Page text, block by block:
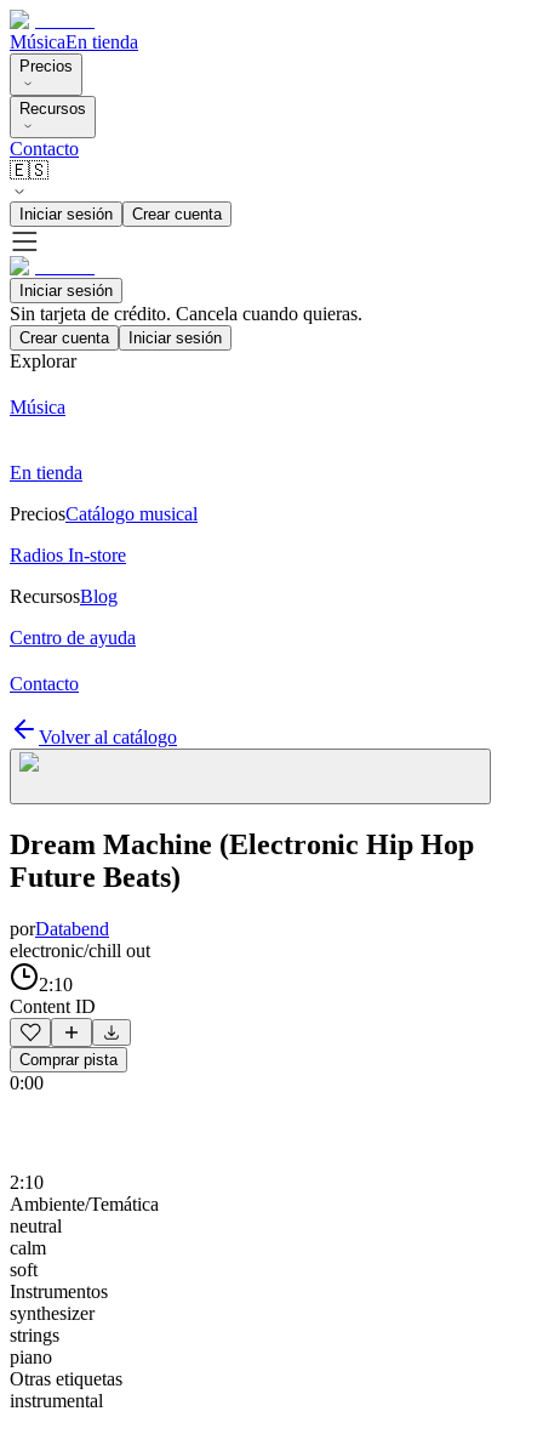
MúsicaEn tienda
Precios
Recursos
Contacto
🇪🇸
Iniciar sesión Crear cuenta
Iniciar sesión
Sin tarjeta de crédito. Cancela cuando quieras.
Crear cuenta Iniciar sesión
Explorar
Música
En tienda
PreciosCatálogo musical
Radios In-store
RecursosBlog
Centro de ayuda
Contacto
Volver al catálogo
Dream Machine (Electronic Hip Hop
Future Beats)
porDatabend
electronic/chill out
2:10
Content ID
Comprar pista
0:00
2:10
Ambiente/Temática
neutral
calm
soft
Instrumentos
synthesizer
strings
piano
Otras etiquetas
instrumental